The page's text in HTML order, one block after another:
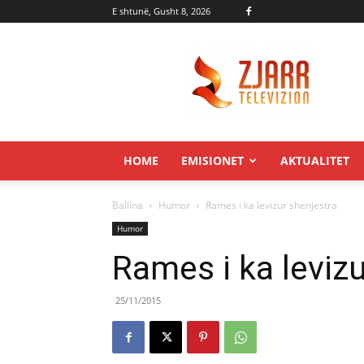
E shtunë, Gusht 8, 2026
HOME EMISIONET AKTUALITET
Ballina Humor Rames i ka levizur shenjestra
Humor
Rames i ka
25/11/2015